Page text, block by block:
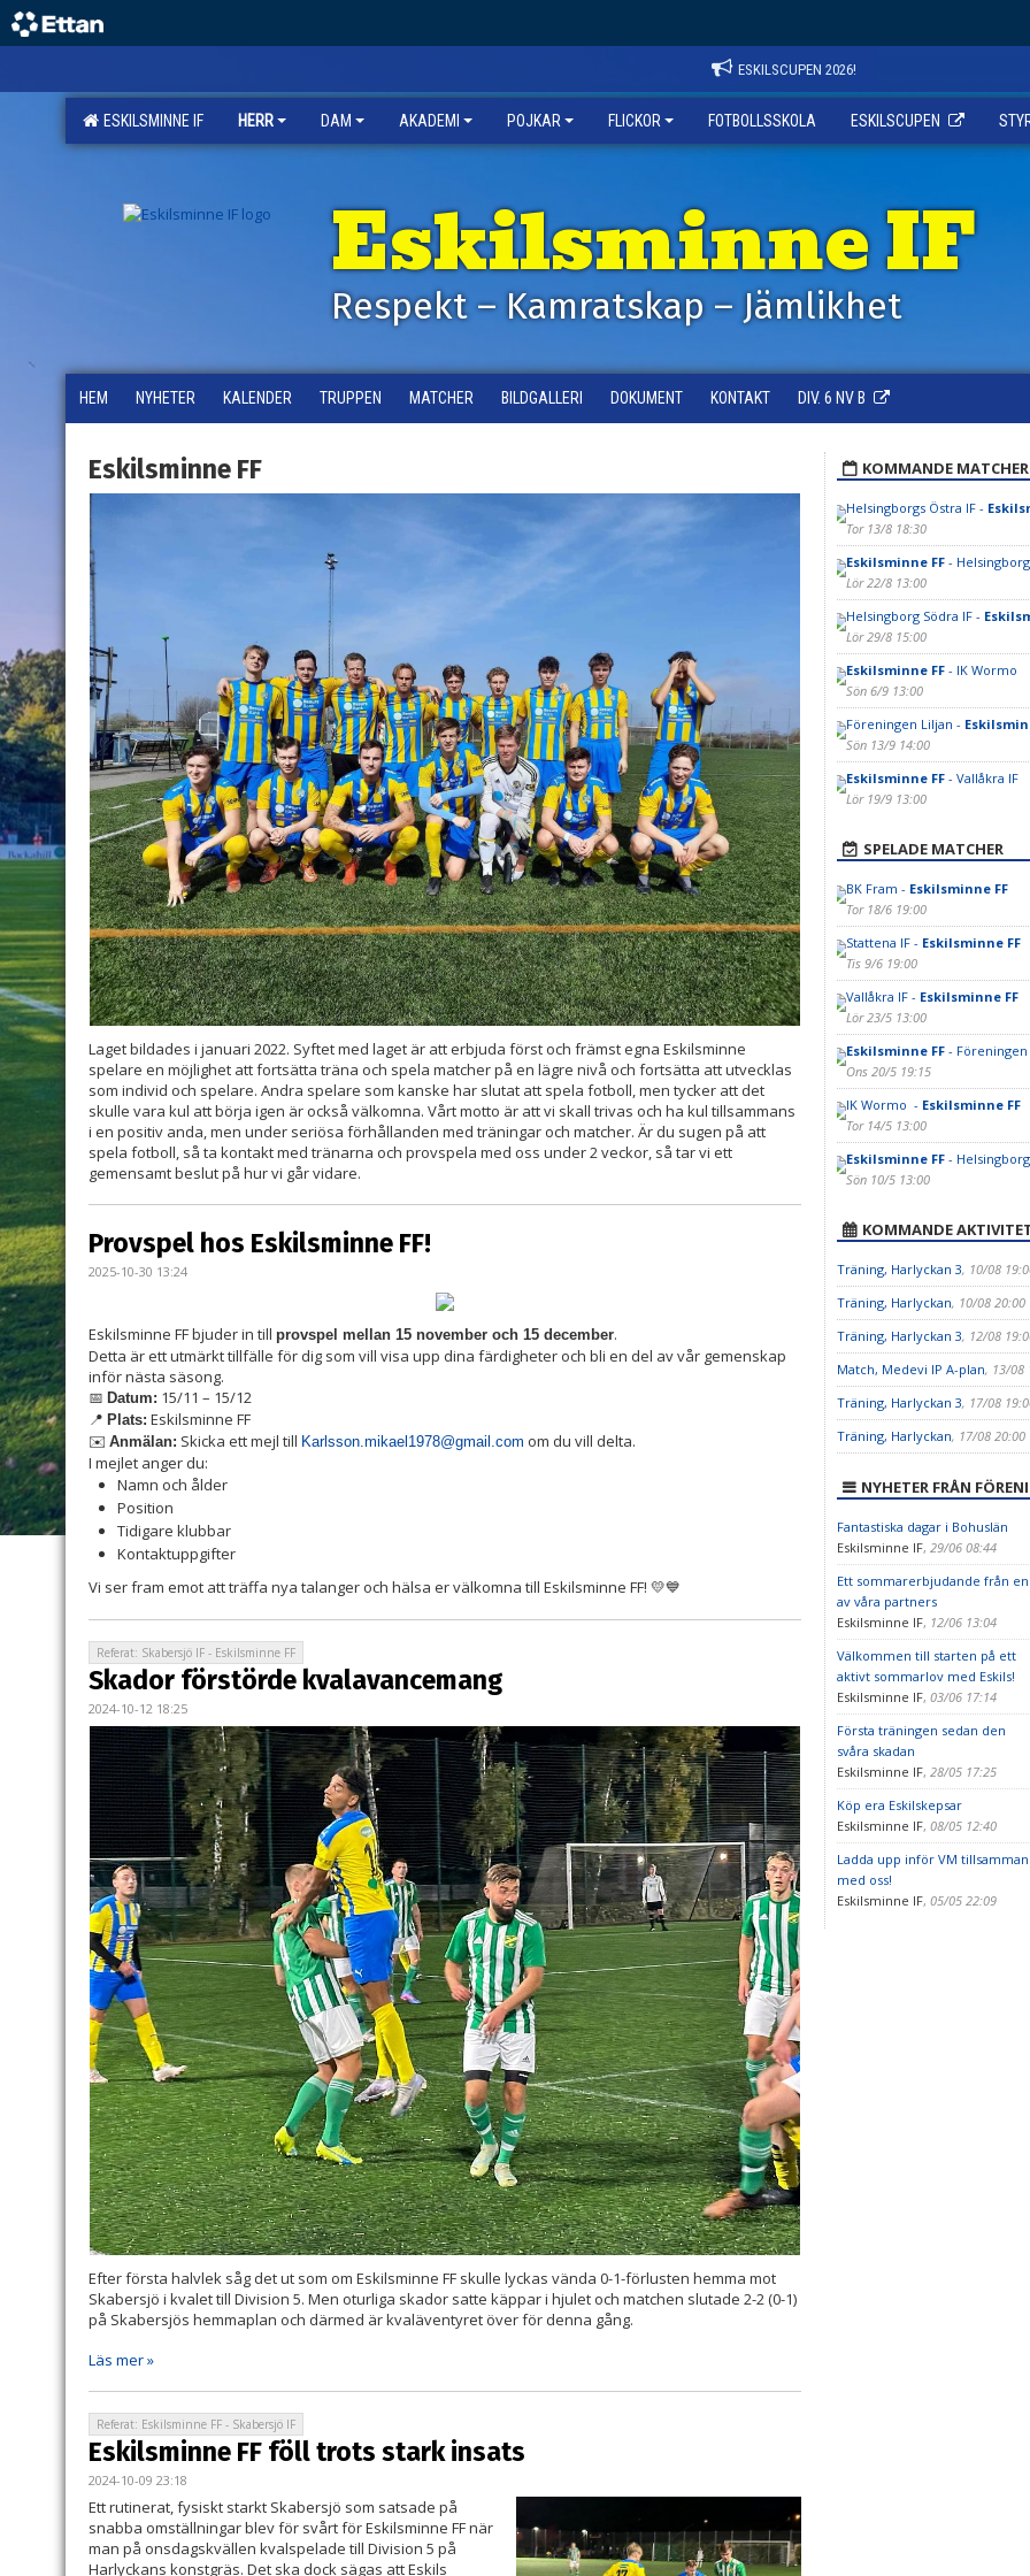
ESKILSCUPEN 2026!
ESKILSMINNE IF HERR DAM AKADEMI POJKAR FLICKOR FOTBOLLSSKOLA ESKILSCUPEN
Eskilsminne IF
Respekt – Kamratskap – Jämlikhet
HEM NYHETER KALENDER TRUPPEN MATCHER BILDGALLERI DOKUMENT KONTAKT DIV. 6 NV B
Eskilsminne FF
Laget bildades i januari 2022. Syftet med laget är att erbjuda först och främst egna Eskilsminne
spelare en möjlighet att fortsätta träna och spela matcher på en lägre nivå och fortsätta att utvecklas
som individ och spelare. Andra spelare som kanske har slutat att spela fotboll, men tycker att det
skulle vara kul att börja igen är också välkomna. Vårt motto är att vi skall trivas och ha kul tillsammans
i en positiv anda, men under seriösa förhållanden med träningar och matcher. Är du sugen på att
spela fotboll, så ta kontakt med tränarna och provspela med oss under 2 veckor, så tar vi ett
gemensamt beslut på hur vi går vidare.
Provspel hos Eskilsminne FF!
2025-10-30 13:24
Eskilsminne FF bjuder in till provspel mellan 15 november och 15 december.
Detta är ett utmärkt tillfälle för dig som vill visa upp dina färdigheter och bli en del av vår gemenskap
inför nästa säsong.
📅 Datum: 15/11 – 15/12
📍 Plats: Eskilsminne FF
✉️ Anmälan: Skicka ett mejl till Karlsson.mikael1978@gmail.com om du vill delta.
I mejlet anger du:
Namn och ålder
Position
Tidigare klubbar
Kontaktuppgifter
Vi ser fram emot att träffa nya talanger och hälsa er välkomna till Eskilsminne FF! 💛💙
Referat: Skabersjö IF - Eskilsminne FF
Skador förstörde kvalavancemang
2024-10-12 18:25
Efter första halvlek såg det ut som om Eskilsminne FF skulle lyckas vända 0-1-förlusten hemma mot
Skabersjö i kvalet till Division 5. Men oturliga skador satte käppar i hjulet och matchen slutade 2-2 (0-1)
på Skabersjös hemmaplan och därmed är kvaläventyret över för denna gång.
Läs mer »
Referat: Eskilsminne FF - Skabersjö IF
Eskilsminne FF föll trots stark insats
2024-10-09 23:18
Ett rutinerat, fysiskt starkt Skabersjö som satsade på
snabba omställningar blev för svårt för Eskilsminne FF när
man på onsdagskvällen kvalspelade till Division 5 på
Harlyckans konstgräs. Det ska dock sägas att Eskils
KOMMANDE MATCHER
Helsingborgs Östra IF -
Tor 13/8 18:30
Eskilsminne FF-
Lör 22/8 13:00
Helsingborg Södra IF -
Lör 29/8 15:00
Eskilsminne FF- IK Wormo
Sön 6/9 13:00
Föreningen Liljan -
Sön 13/9 14:00
Eskilsminne FF- Vallåkra IF
Lör 19/9 13:00
SPELADE MATCHER
BK Fram - Eskilsminne FF
Tor 18/6 19:00
Stattena IF - Eskilsminne FF
Tis 9/6 19:00
Vallåkra IF - Eskilsminne FF
Lör 23/5 13:00
Eskilsminne FF- Föreningen
Ons 20/5 19:15
IK Wormo - Eskilsminne FF
Tor 14/5 13:00
Eskilsminne FF- Helsingborg
Sön 10/5 13:00
KOMMANDE
Träning, Harlyckan 3, 10/08
Träning, Harlyckan, 10/08 20:00
Träning, Harlyckan 3, 12/08
Match, Medevi IP A-plan, 13/08
Träning, Harlyckan 3, 17/08
Träning, Harlyckan, 17/08 20:00
NYHETER FRÅN
Fantastiska dagar i Bohuslän
Eskilsminne IF, 29/06 08:44
Ett sommarerbjudande från en
av våra partners
Eskilsminne IF, 12/06 13:04
Välkommen till starten på ett
aktivt sommarlov med Eskils!
Eskilsminne IF, 03/06 17:14
Första träningen sedan den
svåra skadan
Eskilsminne IF, 28/05 17:25
Köp era Eskilskepsar
Eskilsminne IF, 08/05 12:40
Ladda upp inför VM
med oss!
Eskilsminne IF, 05/05 22:09